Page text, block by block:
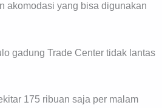
akomodasi yang bisa digunakan
gadung Trade Center tidak lantas
175 ribuan saja per malam